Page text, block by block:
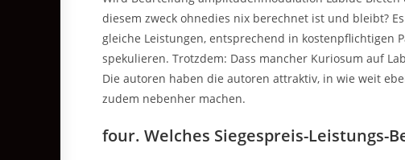
diesem zweck ohnedies nix berechnet ist und bleibt?
gleiche Leistungen, entsprechend in kostenpflichtigen
spekulieren. Trotzdem: Dass mancher Kuriosum auf
Die autoren haben die autoren attraktiv, in wie weit
zudem nebenher machen.
four. Welches Siegespreis-Leistungs-